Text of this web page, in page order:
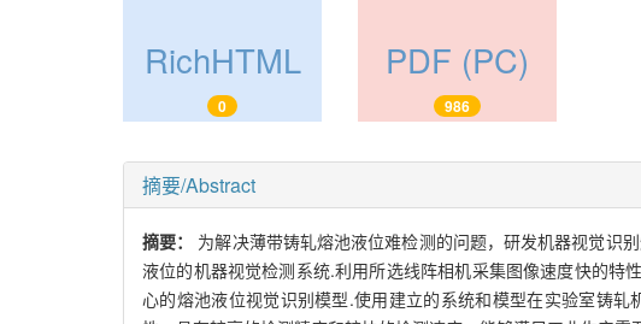
RichHTML PDF (PC)
摘要/Abstract
摘要：为解决薄带铸轧熔池液位难检测的问题，研发机器视觉识